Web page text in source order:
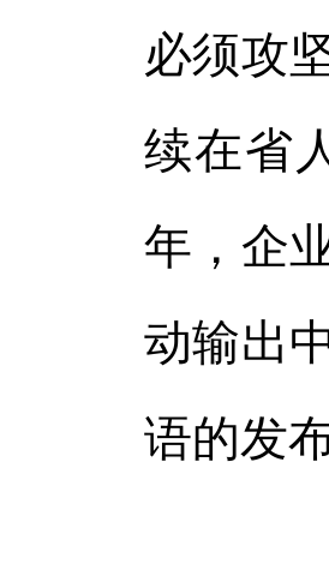
必须攻
续在省
年，企
动输出
语的发布